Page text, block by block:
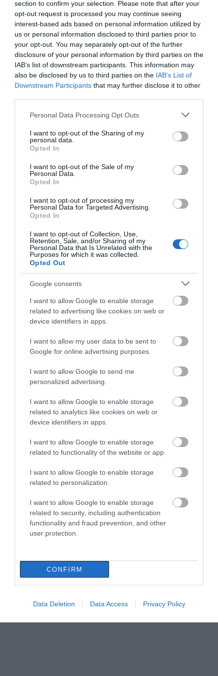
section to confirm your selection. Please note that after your
opt-out request is processed you may continue seeing
interest-based ads based on personal information utilized by
us or personal information disclosed to third parties prior to
your opt-out. You may separately opt-out of the further
disclosure of your personal information by third parties on the
IAB’s list of downstream participants. This information may
also be disclosed by us to third parties on the IAB’s List of
Downstream Participants that may further disclose it to other
Please note that this website/app uses one or more Google
not limited to your visit or usage behaviour. You may click to
grant or deny consent to Google and its third-party tags to
use your data for below specified purposes in below Google
consent section.
Personal Data Processing Opt Outs
I want to opt-out of the Sharing of my
personal data.
Opted In
I want to opt-out of the Sale of my
Personal Data.
Opted In
I want to opt-out of processing my
Personal Data for Targeted Advertising.
Opted In
I want to opt-out of Collection, Use,
Retention, Sale, and/or Sharing of my
Personal Data that Is Unrelated with the
Purposes for which it was collected.
Opted Out
Google consents
I want to allow Google to enable storage
related to advertising like cookies on web or
device identifiers in apps.
I want to allow my user data to be sent to
Google for online advertising purposes.
I want to allow Google to send me
personalized advertising.
I want to allow Google to enable storage
related to analytics like cookies on web or
device identifiers in apps.
I want to allow Google to enable storage
related to functionality of the website or app.
I want to allow Google to enable storage
related to personalization.
I want to allow Google to enable storage
related to security, including authentication
functionality and fraud prevention, and other
user protection.
CONFIRM
Data Deletion Data Access Privacy Policy
Θρήνος στην Εύβοια: Έφυγε από
τη ζωή ο 37χρονος που είχε
τροχαίο με αγριογούρουνο
06.08.2026 | 20:20
Νέο σοβαρό τροχαίο στην Εύβοια:
Τούμπαρε αυτοκίνητο
Έσπασαν πιάτα στο κεφάλι του
Αταμάν – Βίντεο από τη Σύμη
Φωτιά στη Σκύρο: Συνεχίζει να
μαρτυρία – Νέες εικόνες και
βίντεο
Ξεκινάει τεράστιο έργο αξίας
2.425.000€ στην Εύβοια – Δείτε
06.08.2026 | 19:20
Προφυλακίστηκε ο
44χρονος για τη φωτιά
Έρχεται ισχυρό κύμα
ζέστης: Πότε η
θερμοκρασία θα
χτυπήσει 40άρια
Αφγανός για τη
δολοφονία της
Βρετανίδας –
Συγκλονιστική
κατάθεση της συζύγου
του 28χρονου
γιορτάζουν σήμερα,
Πέμπτη 6 Αυγούστου